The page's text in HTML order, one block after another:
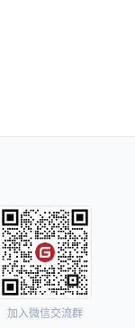
加入微信交流群